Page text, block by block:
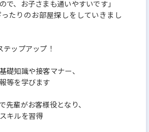
で、お子さまも通いやすいです」
たりのお部屋探しをしていきまし
ップアップ！
知識や接客マナー、
等を学びます
輩がお客様役となり、
キルを習得